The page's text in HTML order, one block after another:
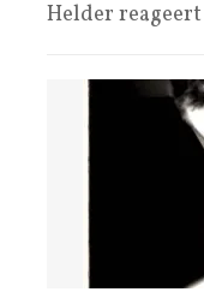
Helder